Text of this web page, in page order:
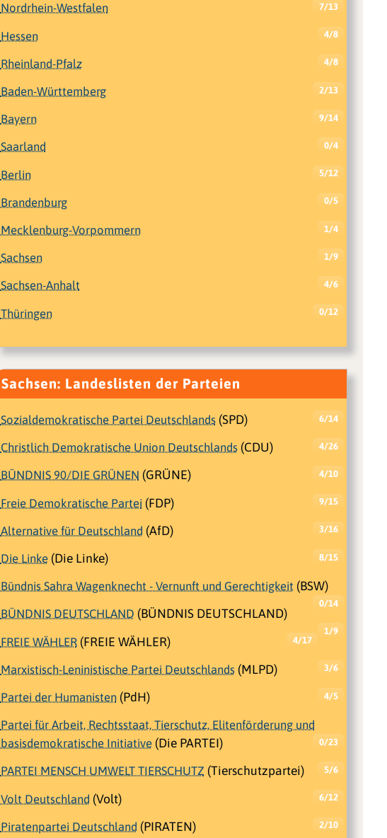
Nordrhein-Westfalen 7/13
Hessen 4/8
Rheinland-Pfalz 4/8
Baden-Württemberg 2/13
Bayern 9/14
Saarland 0/4
Berlin 5/12
Brandenburg 0/5
Mecklenburg-Vorpommern 1/4
Sachsen 1/9
Sachsen-Anhalt 4/6
Thüringen 0/12
Sachsen: Landeslisten der Parteien
Sozialdemokratische Partei Deutschlands(SPD) 6/14
Christlich Demokratische Union Deutschlands(CDU) 4/26
BÜNDNIS 90/DIE GRÜNEN (GRÜNE) 4/10
Freie Demokratische Partei (FDP) 9/15
Alternative für Deutschland (AfD) 3/16
Die Linke(Die Linke) 8/15
Bündnis Sahra Wagenknecht - Vernunft und Gerechtigkeit (BSW)
0/14
BÜNDNIS DEUTSCHLAND (BÜNDNIS DEUTSCHLAND)
1/9
FREIE WÄHLER(FREIE WÄHLER) 4/17
Marxistisch-Leninistische Partei Deutschlands(MLPD) 3/6
Partei der Humanisten(PdH) 4/5
Partei für Arbeit, Rechtsstaat, Tierschutz, Elitenförderung und
basisdemokratische Initiative(Die PARTEI) 0/23
PARTEI MENSCH UMWELT TIERSCHUTZ (Tierschutzpartei) 5/6
Volt Deutschland (Volt) 6/12
Piratenpartei Deutschland (PIRATEN) 2/10